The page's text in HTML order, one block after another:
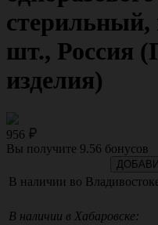
стерильный,
шт., Россия
изделия)
956
Вы получите 9.56 бонусов
В наличии во
В наличии в Хабаровске: